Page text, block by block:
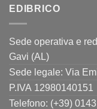
EDIBRICO
Sede operativa e
Gavi (AL)
Sede legale: Via
P.IVA 12980140151
Telefono: (+39)